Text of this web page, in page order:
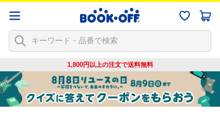
1,800円以上の注文で送料無料